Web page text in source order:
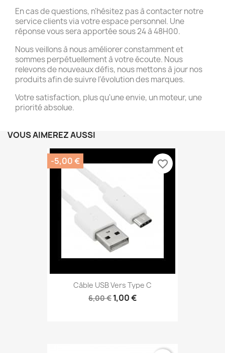
En cas de questions, n'hésitez pas à contacter notre
service clients via votre espace personnel. Une
réponse vous sera apportée sous 24 à 48H00.
Nous veillons à nous améliorer constamment et
sommes perpétuellement à votre écoute. Nous
relevons de nouveaux défis, nous mettons à jour nos
produits afin de suivre l'évolution des marques.
Votre satisfaction, plus qu'une envie, un moteur, une
priorité absolue.
VOUS AIMEREZ AUSSI
Câble USB Vers Type C
6,00 € 1,00 €
-5,00 € favorite_border